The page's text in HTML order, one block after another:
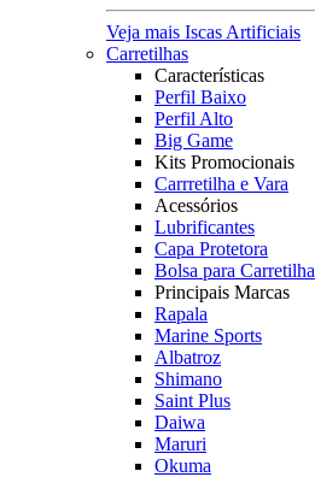
Veja mais Iscas Artificiais
Carretilhas
Características
Perfil Baixo
Perfil Alto
Big Game
Kits Promocionais
Carrretilha e Vara
Acessórios
Lubrificantes
Capa Protetora
Bolsa para Carretilha
Principais Marcas
Rapala
Marine Sports
Albatroz
Shimano
Saint Plus
Daiwa
Maruri
Okuma